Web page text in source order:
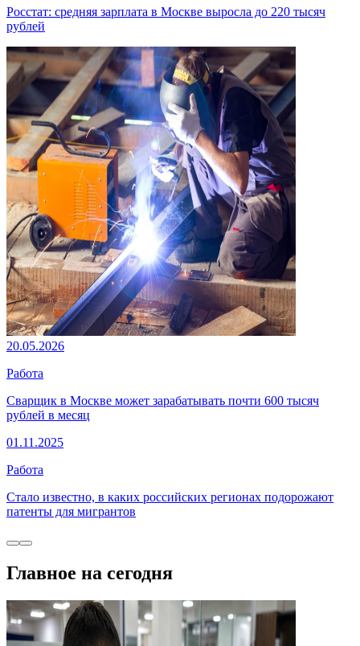
Росстат: средняя зарплата в Москве выросла до 220 тысяч
рублей
20.05.2026
Работа
Сварщик в Москве может зарабатывать почти 600 тысяч
рублей в месяц
01.11.2025
Работа
Стало известно, в каких российских регионах подорожают
патенты для мигрантов
Главное на сегодня